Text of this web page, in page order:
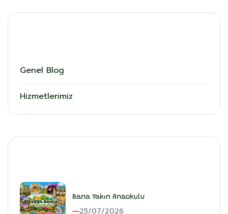
Genel Blog
Hizmetlerimiz
Bana Yakın Anaokulu
25/07/2026